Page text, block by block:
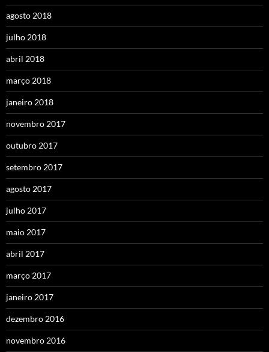
agosto 2018
julho 2018
abril 2018
março 2018
janeiro 2018
novembro 2017
outubro 2017
setembro 2017
agosto 2017
julho 2017
maio 2017
abril 2017
março 2017
janeiro 2017
dezembro 2016
novembro 2016